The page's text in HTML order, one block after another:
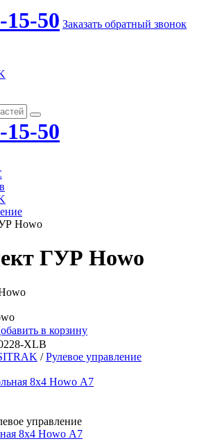
15-50 Заказать обратный звонок
15-50
Howo
ГУР Howo
в корзину
XLB
/Рулевое управление
управление
8х4 Howo А7